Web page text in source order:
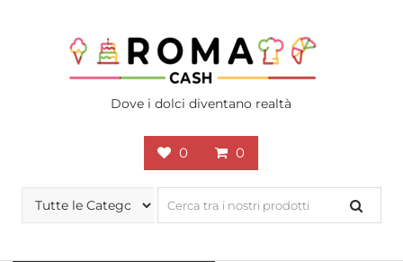
Dove i dolci diventano realtà
0 0